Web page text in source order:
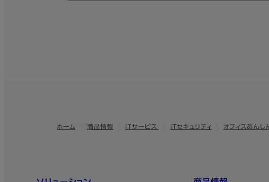
ホーム 商品情報 ITサービス ITセキュリティ オフィスあん